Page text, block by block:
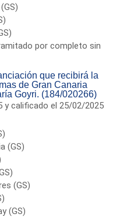
por completo sin
que recibirá la
de Gran Canaria
Goyri. (184/020266)
y calificado el 25/02/2025
(GS)
(GS)
(GS)